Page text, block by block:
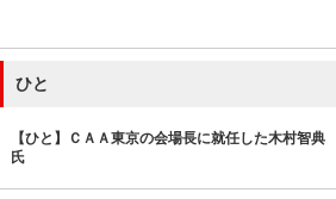
ひと
【ひと】ＣＡＡ東京の会場長に就任した木村智典
氏